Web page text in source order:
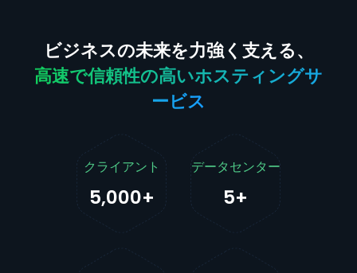
ビジネスの未来を力強く支える、
高速で信頼性の高いホスティングサ
ービス
クライアント
5,000+
データセンター
5+